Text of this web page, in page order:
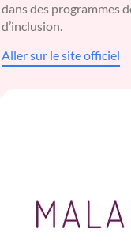
dans des programmes
d’inclusion.
Aller sur le site officiel